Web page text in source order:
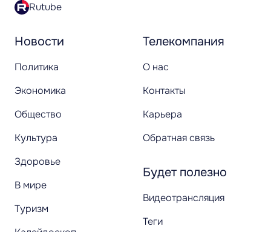
Новости
Политика
Экономика
Общество
Культура
Здоровье
В мире
Туризм
Телекомпания
О нас
Контакты
Карьера
Обратная связь
Будет полезно
Видеотрансляция
Теги
Rutube